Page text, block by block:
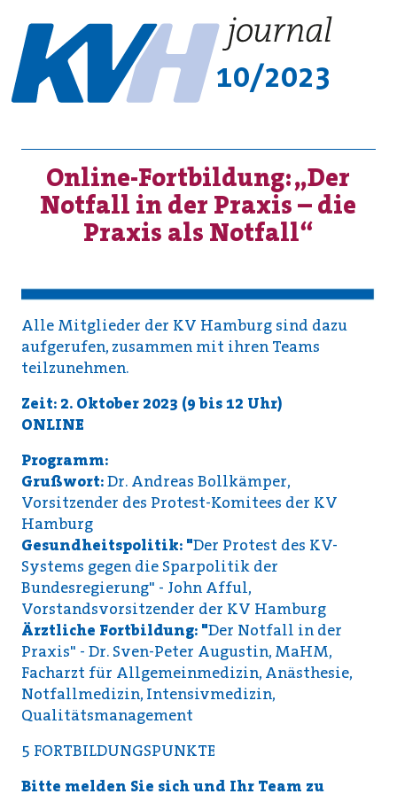
10/2023
Online-Fortbildung: „Der
Notfall in der Praxis – die
Praxis als Notfall“
Alle Mitglieder der KV Hamburg sind dazu
aufgerufen, zusammen mit ihren Teams
teilzunehmen.
Zeit: 2. Oktober 2023 (9 bis 12 Uhr)
ONLINE
Programm:
Grußwort:Dr. Andreas Bollkämper,
Vorsitzender des Protest-Komitees der KV
Hamburg
Gesundheitspolitik: "Der Protest des KV-
Systems gegen die Sparpolitik der
Bundesregierung" - John Afful,
Vorstandsvorsitzender der KV Hamburg
Ärztliche Fortbildung: "Der Notfall in der
Praxis" - Dr. Sven-Peter Augustin, MaHM,
Facharzt für Allgemeinmedizin, Anäs­thesie,
Notfallmedizin, Intensivmedizin,
Qualitätsmanagement
5 FORTBILDUNGSPUNKTE
Bitte melden Sie sich und Ihr Team zu